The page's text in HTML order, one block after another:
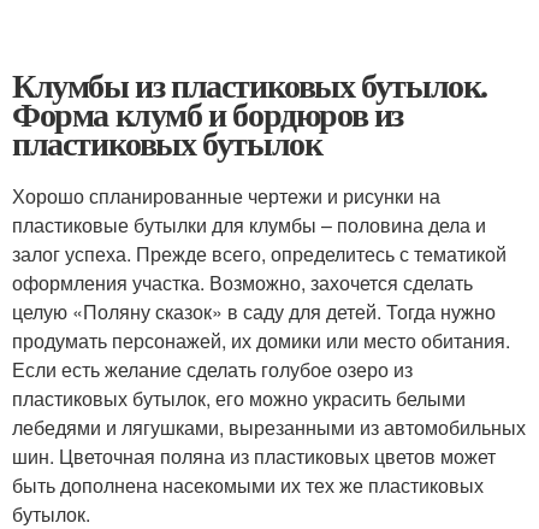
Клумбы из пластиковых бутылок.
Форма клумб и бордюров из
пластиковых бутылок
Хорошо спланированные чертежи и рисунки на
пластиковые бутылки для клумбы – половина дела и
залог успеха. Прежде всего, определитесь с тематикой
оформления участка. Возможно, захочется сделать
целую «Поляну сказок» в саду для детей. Тогда нужно
продумать персонажей, их домики или место обитания.
Если есть желание сделать голубое озеро из
пластиковых бутылок, его можно украсить белыми
лебедями и лягушками, вырезанными из автомобильных
шин. Цветочная поляна из пластиковых цветов может
быть дополнена насекомыми их тех же пластиковых
бутылок.